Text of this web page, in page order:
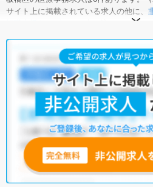
サイト上に掲載されている求人の他に、
にお申し込みいただく
板橋区の医療事務求人では以下のような
積極採用中・残業少なめ ・ 住宅手
・病院・クリニック
他の条件でも人気の求人がございますの
いただくか、お気軽にお問い合わせくだ
全国の医療事務求人から検索いただくこ
無料転職支援サービス
にお申し込みいた
グした上で求人をご提案いたします。
ご希望条件がまだ定まっていない方は人